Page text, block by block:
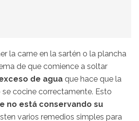
la carne en la sartén o la plancha
de que comience a soltar
de agua que hace que la
se cocine correctamente. Esto
no está conservando su
varios remedios simples para